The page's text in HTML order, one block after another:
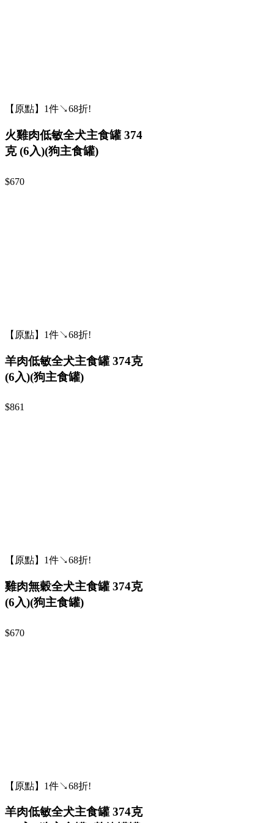
【原點】1件↘68折!
火雞肉低敏全犬主食罐 374
克 (6入)(狗主食罐)
$670
【原點】1件↘68折!
羊肉低敏全犬主食罐 374克
(6入)(狗主食罐)
$861
【原點】1件↘68折!
雞肉無穀全犬主食罐 374克
(6入)(狗主食罐)
$670
【原點】1件↘68折!
羊肉低敏全犬主食罐 374克